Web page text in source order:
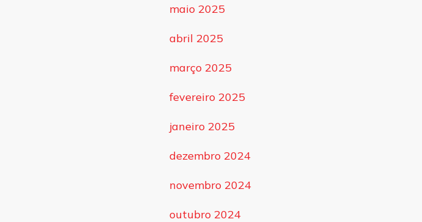
maio 2025
abril 2025
março 2025
fevereiro 2025
janeiro 2025
dezembro 2024
novembro 2024
outubro 2024